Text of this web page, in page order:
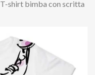
T-shirt bimba con scritta